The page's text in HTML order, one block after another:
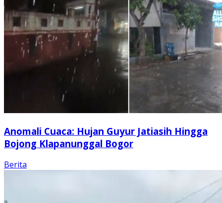
Anomali Cuaca: Hujan Guyur Jatiasih Hingga
Bojong Klapanunggal Bogor
Berita